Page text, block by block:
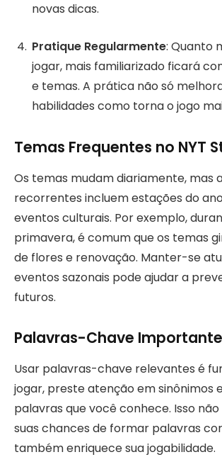
novas dicas.
Pratique Regularmente: Quanto
jogar, mais familiarizado ficará
e temas. A prática não só
habilidades como torna o jogo
Temas Frequentes no NYT
Os temas mudam diariamente, mas
recorrentes incluem estações do
eventos culturais. Por exemplo,
primavera, é comum que os temas
de flores e renovação. Manter-se
eventos sazonais pode ajudar a
futuros.
Palavras-Chave
Usar palavras-chave relevantes é
jogar, preste atenção em sinônimos
palavras que você conhece. Isso
suas chances de formar palavras
também enriquece sua jogabilidade.